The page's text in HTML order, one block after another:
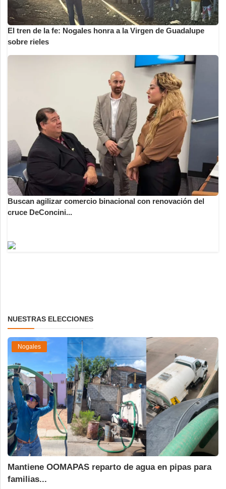
El tren de la fe: Nogales honra a la Virgen de Guadalupe
sobre rieles
Buscan agilizar comercio binacional con renovación del
cruce DeConcini...
NUESTRAS ELECCIONES
Nogales
Mantiene OOMAPAS reparto de agua en pipas para
familias...